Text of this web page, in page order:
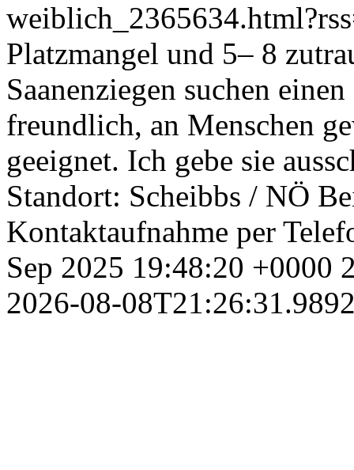
Platzmangel und 5– 8
Saanenziegen suchen
freundlich, an Menschen
geeignet. Ich gebe sie
Standort: Scheibbs / NÖ
Kontaktaufnahme per
Sep 2025 19:48:20 +0000
2026-08-